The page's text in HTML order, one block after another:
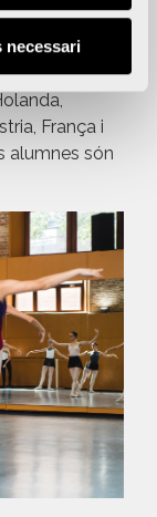
necessari
és, a més,
edicions. Hi
França i
alumnes són